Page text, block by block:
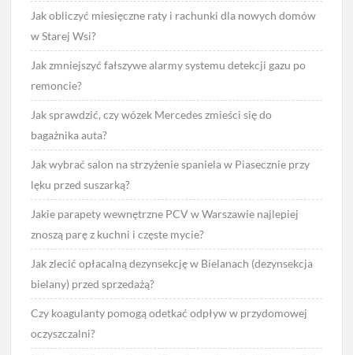
Jak obliczyć miesięczne raty i rachunki dla nowych domów
w Starej Wsi?
Jak zmniejszyć fałszywe alarmy systemu detekcji gazu po
remoncie?
Jak sprawdzić, czy wózek Mercedes zmieści się do
bagażnika auta?
Jak wybrać salon na strzyżenie spaniela w Piasecznie przy
lęku przed suszarką?
Jakie parapety wewnętrzne PCV w Warszawie najlepiej
znoszą parę z kuchni i częste mycie?
Jak zlecić opłacalną dezynsekcję w Bielanach (dezynsekcja
bielany) przed sprzedażą?
Czy koagulanty pomogą odetkać odpływ w przydomowej
oczyszczalni?